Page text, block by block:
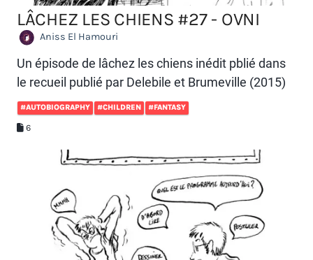
LÂCHEZ LES CHIENS #27 - OVNI
Aniss El Hamouri
Un épisode de lâchez les chiens inédit pblié dans
le recueil publié par Delebile et Brumeville (2015)
#AUTOBIOGRAPHY #CHILDREN #FANTASY
6